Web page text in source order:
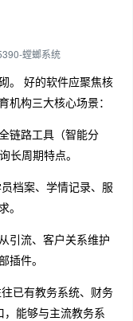
螳螂系统
。 好的软件应聚焦核
构三大核心场景：
链路工具（智能分
长周期特点。
档案、学情记录、服
。
引流、客户关系维护
插件。
已有教务系统、财务
能够与主流教务系